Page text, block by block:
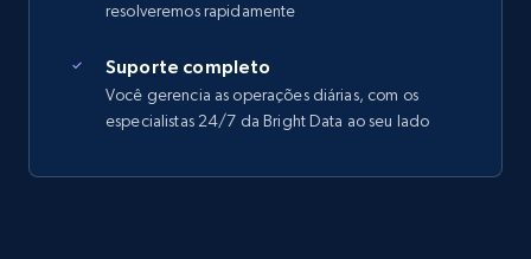
resolveremos rapidamente
Suporte completo
Você gerencia as operações diárias, com os
especialistas 24/7 da Bright Data ao seu lado